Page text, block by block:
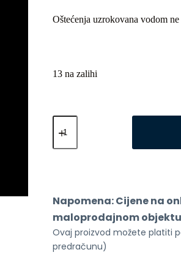
Oštećenja uzrokovana vodom
13 na zalihi
Xiaomi
Redmi
2
količina
Napomena: Cijene na
maloprodajnom
Ovaj proizvod možete platiti
predračunu)